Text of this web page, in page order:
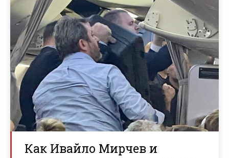
Как Ивайло Мирчев и